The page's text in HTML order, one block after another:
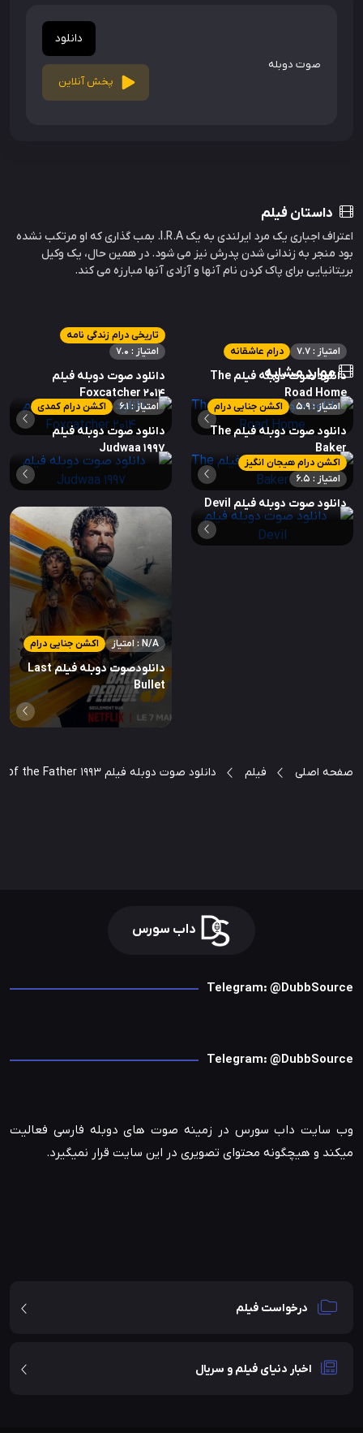
صوت دوبله
دانلود
پخش آنلاین
داستان فیلم
اعتراف اجباری یک مرد ایرلندی به یک I.R.A. بمب گذاری که او مرتکب نشده
بود منجر به زندانی شدن پدرش نیز می شود. در همین حال، یک وکیل
بریتانیایی برای پاک کردن نام آنها و آزادی آنها مبارزه می کند.
موارد مشابه
درام عاشقانه امتیاز : 7.7
دانلود صوت دوبله فیلم The
Road Home
تاریخی درام زندگی نامه
امتیاز : 7.0
دانلود صوت دوبله فیلم
Foxcatcher 2014
اکشن جنایی درام امتیاز : 5.9
دانلود صوت دوبله فیلم The
Baker
اکشن درام کمدی امتیاز : 6.1
دانلود صوت دوبله فیلم
Judwaa 1997
اکشن درام هیجان انگیز
امتیاز : 6.5
دانلود صوت دوبله فیلم Devil
اکشن جنایی درام امتیاز : N/A
دانلودصوت دوبله فیلم Last
Bullet
صفحه اصلی فیلم دانلود صوت دوبله فیلم In the Name of the Father 1993
داب سورس
Telegram: @DubbSource
Telegram: @DubbSource
وب سایت داب سورس در زمینه صوت های دوبله فارسی فعالیت
میکند و هیچگونه محتوای تصویری در این سایت قرار نمیگیرد.
درخواست فیلم
اخبار دنیای فیلم و سریال